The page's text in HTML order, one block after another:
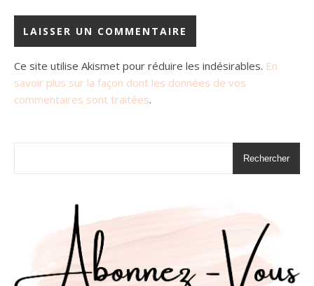
Ce site utilise Akismet pour réduire les indésirables. En
savoir plus sur la façon dont les données de vos
commentaires sont traitées.
Rechercher